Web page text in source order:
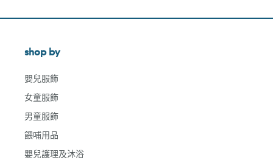
shop by
嬰兒服飾
女童服飾
男童服飾
餵哺用品
嬰兒護理及沐浴